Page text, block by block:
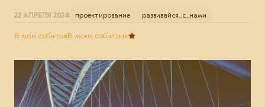
22 АПРЕЛЯ 2024 проектирование развивайся_с_нами
В мои событияВ моих событиях